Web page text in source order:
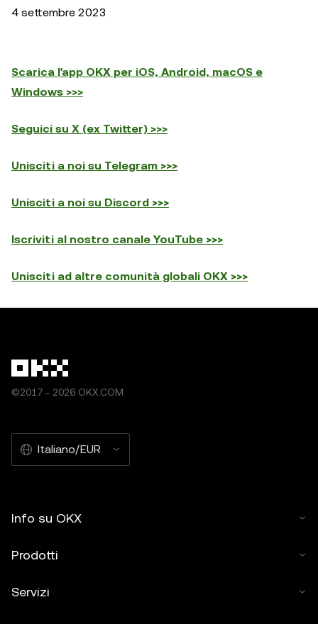
4 settembre 2023
Scarica l'app OKX per iOS, Android, macOS e
Windows >>>
Seguici su X (ex Twitter) >>>
Unisciti a noi su Telegram >>>
Unisciti a noi su Discord >>>
Iscriviti al nostro canale YouTube >>>
Unisciti ad altre comunità globali OKX >>>
©2017 - 2026 OKX.COM
Italiano/EUR
Info su OKX
Prodotti
Servizi